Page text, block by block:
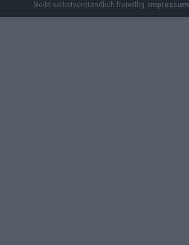
bleibt selbstverständlich freiwillig.
Impressum